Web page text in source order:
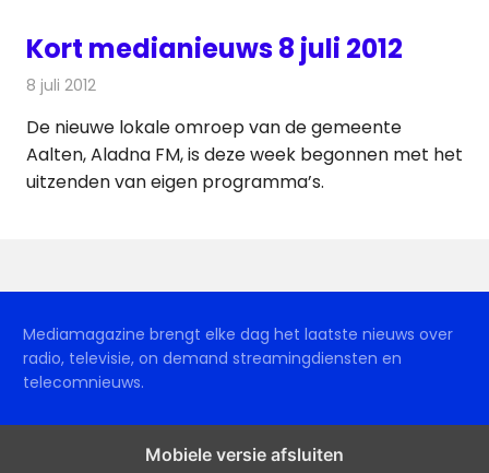
Kort medianieuws 8 juli 2012
8 juli 2012
De nieuwe lokale omroep van de gemeente
Aalten, Aladna FM, is deze week begonnen met het
uitzenden van eigen programma’s.
Mediamagazine brengt elke dag het laatste nieuws over
radio, televisie, on demand streamingdiensten en
telecomnieuws.
Mobiele versie afsluiten